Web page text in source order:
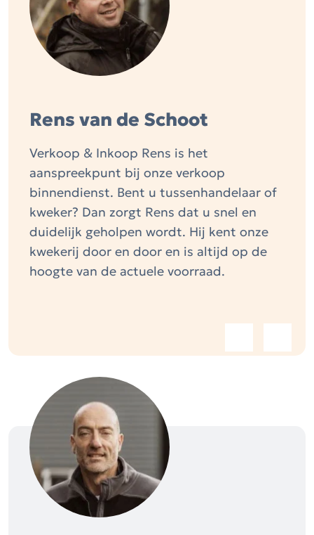
Rens van de Schoot
Verkoop & Inkoop Rens is het
aanspreekpunt bij onze verkoop
binnendienst. Bent u tussenhandelaar of
kweker? Dan zorgt Rens dat u snel en
duidelijk geholpen wordt. Hij kent onze
kwekerij door en door en is altijd op de
hoogte van de actuele voorraad.